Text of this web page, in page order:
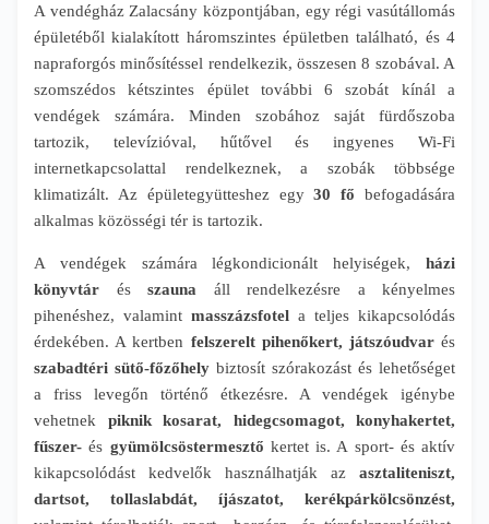
A vendégház Zalacsány központjában, egy régi vasútállomás
épületéből kialakított háromszintes épületben található, és 4
napraforgós minősítéssel rendelkezik, összesen 8 szobával. A
szomszédos kétszintes épület további 6 szobát kínál a
vendégek számára. Minden szobához saját fürdőszoba
tartozik, televízióval, hűtővel és ingyenes Wi-Fi
internetkapcsolattal rendelkeznek, a szobák többsége
klimatizált. Az épületegyütteshez egy30 fő befogadására
alkalmas közösségi tér is tartozik.
A vendégek számára légkondicionált helyiségek, házi
könyvtár ésszauna áll rendelkezésre a kényelmes
pihenéshez, valamint masszázsfotel a teljes kikapcsolódás
érdekében. A kertben felszerelt pihenőkert, játszóudvarés
szabadtéri sütő-főzőhely biztosít szórakozást és lehetőséget
a friss levegőn történő étkezésre. A vendégek igénybe
vehetnek piknik kosarat, hidegcsomagot, konyhakertet,
fűszer-és gyümölcsöstermesztő kertet is. A sport- és aktív
kikapcsolódást kedvelők használhatják az asztaliteniszt,
dartsot, tollaslabdát, íjászatot, kerékpárkölcsönzést,